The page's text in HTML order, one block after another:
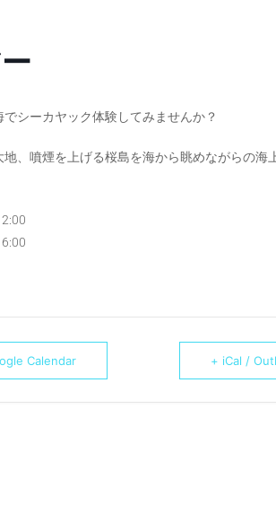
シーカヤック体験してみませんか？
、噴煙を上げる桜島を海から眺めながらの海
Calendar + iCal /